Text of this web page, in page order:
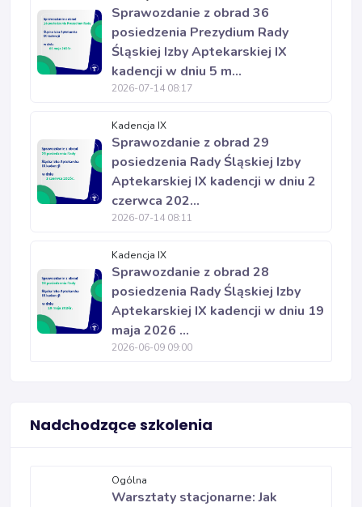
Sprawozdanie z obrad 36
posiedzenia Prezydium Rady
Śląskiej Izby Aptekarskiej IX
kadencji w dniu 5 m...
2026-07-14 08:17
Kadencja IX
Sprawozdanie z obrad 29
posiedzenia Rady Śląskiej Izby
Aptekarskiej IX kadencji w dniu 2
czerwca 202...
2026-07-14 08:11
Kadencja IX
Sprawozdanie z obrad 28
posiedzenia Rady Śląskiej Izby
Aptekarskiej IX kadencji w dniu 19
maja 2026 ...
2026-06-09 09:00
Nadchodzące szkolenia
Ogólna
Warsztaty stacjonarne: Jak